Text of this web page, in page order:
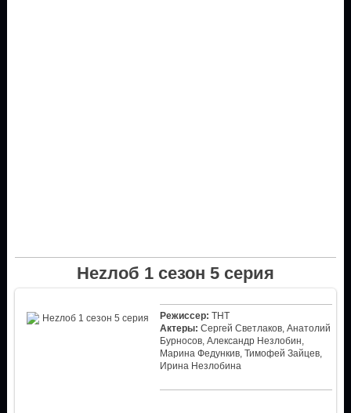
Неzлоб 1 сезон 5 серия
Режиссер: ТНТ
Актеры: Сергей Светлаков, Анатолий
Бурносов, Александр Незлобин,
Марина Федункив, Тимофей Зайцев,
Ирина Незлобина